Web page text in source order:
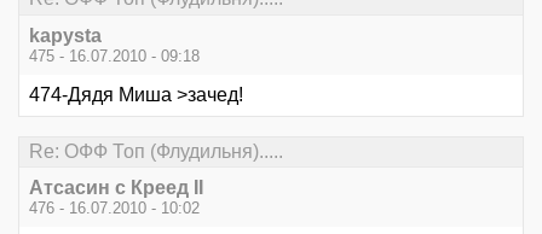
kapysta
475 - 16.07.2010 - 09:18
474-Дядя Миша >зачед!
Re: ОФФ Топ (Флудильня).....
Атсасин с Креед II
476 - 16.07.2010 - 10:02